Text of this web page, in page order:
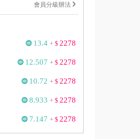
會員分級辦法
13.4 +$ 2278
12.507 +$ 2278
10.72 +$ 2278
8.933 +$ 2278
7.147 +$ 2278